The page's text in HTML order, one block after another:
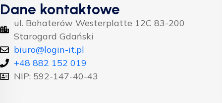
Dane kontaktowe
ul. Bohaterów Westerplatte 12C 83-200
Starogard Gdański
biuro@login-it.pl
+48 882 152 019
NIP: 592-147-40-43